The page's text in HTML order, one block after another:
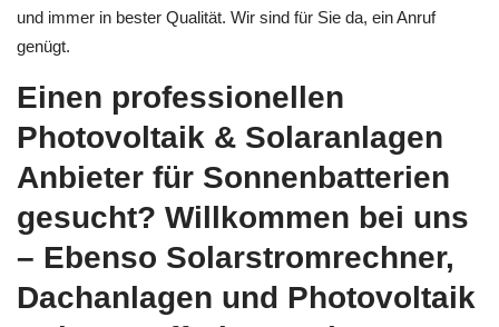
vervollständigt. Sie bekommen daher ein weitreichendes
Leistungspaket zum Thema K1en aus einer Hand – kompetent
genügt.
Einen professionellen
Photovoltaik & Solaranlagen
Anbieter für Sonnenbatterien
gesucht? Willkommen bei uns
– Ebenso Solarstromrechner,